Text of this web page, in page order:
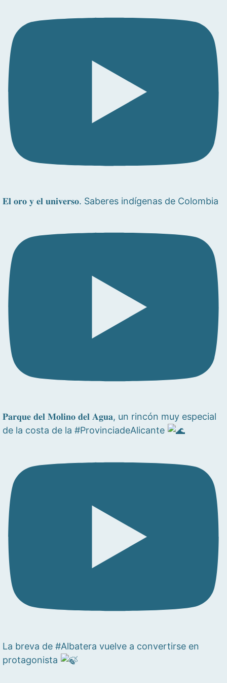
𝐄𝐥 𝐨𝐫𝐨 𝐲 𝐞𝐥 𝐮𝐧𝐢𝐯𝐞𝐫𝐬𝐨. Saberes indígenas de Colombia
𝐏𝐚𝐫𝐪𝐮𝐞 𝐝𝐞𝐥 𝐌𝐨𝐥𝐢𝐧𝐨 𝐝𝐞𝐥 𝐀𝐠𝐮𝐚, un rincón muy especial
de la costa de la #ProvinciadeAlicante
La breva de #Albatera vuelve a convertirse en
protagonista